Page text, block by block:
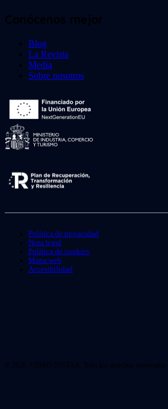
Conócenos mejor
Blog
La Revista
Media
Sobre nosotros
Política de privacidad
Nota legal
Política de cookies
Mapa web
Accesibilidad
© 2026. VIDEO INSTAN. Todo los derechos reservados.